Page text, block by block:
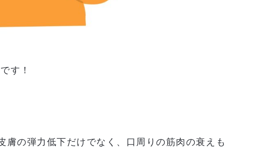
す！
膚の弾力低下だけでなく、口周りの筋肉の衰えも